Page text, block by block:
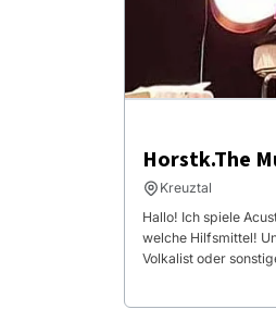
Horstk.The
Kreuztal
Hallo! Ich spiele
welche Hilfsmittel!
Volkalist oder